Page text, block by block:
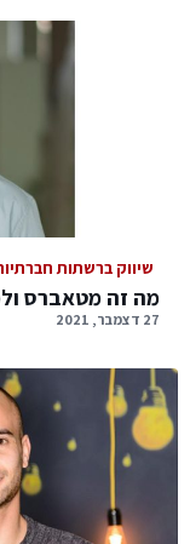
שיווק ברשתות
מה זה מטאברס
27 דצמבר, 2021